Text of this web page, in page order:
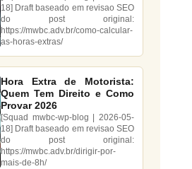
18] Draft baseado em revisao SEO
do post original:
https://mwbc.adv.br/como-calcular-
as-horas-extras/
Hora Extra de Motorista:
Quem Tem Direito e Como
Provar 2026
[Squad mwbc-wp-blog | 2026-05-
18] Draft baseado em revisao SEO
do post original:
https://mwbc.adv.br/dirigir-por-
mais-de-8h/